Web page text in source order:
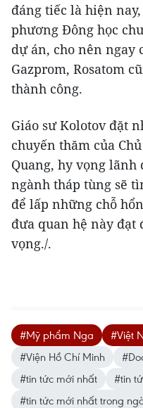
đáng tiếc là hiện
phương Đông học
dự án, cho nên ngay
Gazprom, Rosatom
thành công.
Giáo sư Kolotov đặt
chuyến thăm của
Quang, hy vọng lãnh
ngành tháp tùng sẽ
để lấp những chỗ
đưa quan hệ này
vọng./.
#Mỹ phẩm Nga #Việt
#Viện Hồ Chí Minh
#tin tức mới nhất
#tin
#tin tức mới nhất trong